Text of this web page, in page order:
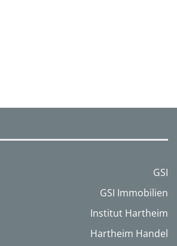
GSI
GSI Immobilien
Institut Hartheim
Hartheim Handel